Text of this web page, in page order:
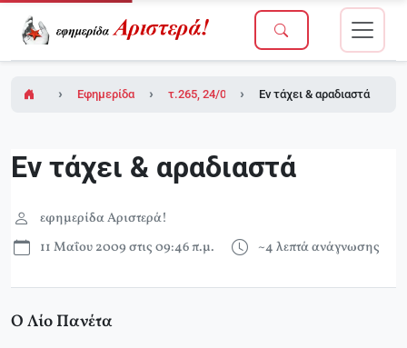
Εφημερίδα Αριστερά!τ.265, 24/04/2009Εν τάχει & αραδιαστά
Εν τάχει & αραδιαστά
εφημερίδα Αριστερά!
11 Μαΐου 2009 στις 09:46 π.μ.
~4 λεπτά ανάγνωσης
Ο Λίο Πανέτα